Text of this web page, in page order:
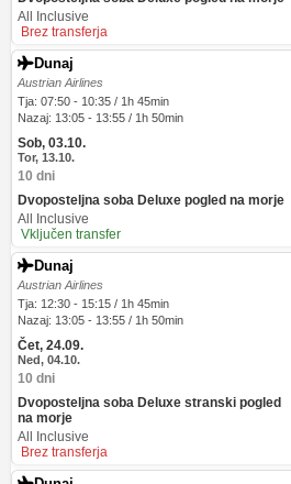
All Inclusive
Brez transferja
Dunaj
Austrian Airlines
Tja: 07:50 - 10:35 / 1h 45min
Nazaj: 13:05 - 13:55 / 1h 50min
Sob, 03.10.
Tor, 13.10.
10 dni
Dvoposteljna soba Deluxe pogled na morje
All Inclusive
Vključen transfer
Dunaj
Austrian Airlines
Tja: 12:30 - 15:15 / 1h 45min
Nazaj: 13:05 - 13:55 / 1h 50min
Čet, 24.09.
Ned, 04.10.
10 dni
Dvoposteljna soba Deluxe stranski pogled
na morje
All Inclusive
Brez transferja